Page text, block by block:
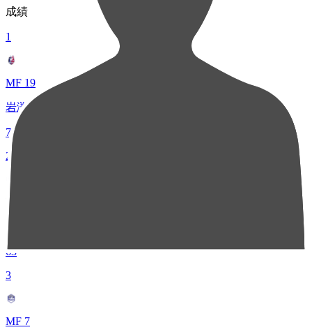
成績
1
MF 19
岩渕 弘人
70
2
MF 42
イサカ ゼイン
63
3
MF 7